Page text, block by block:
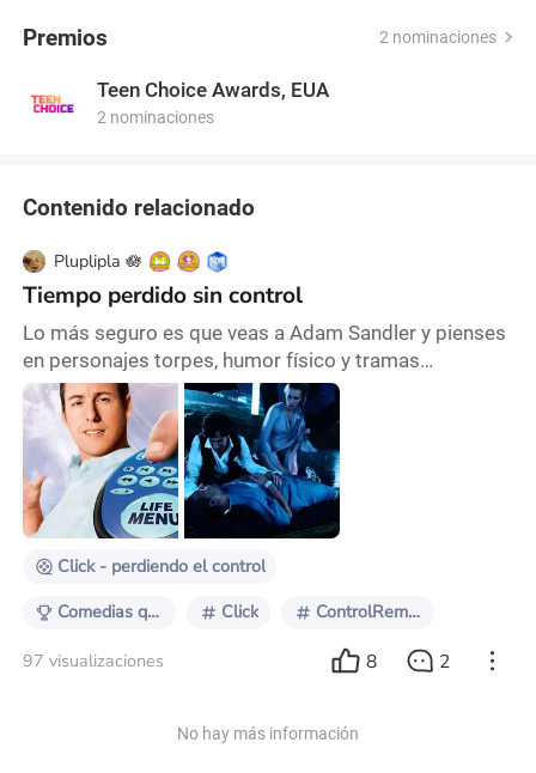
Premios 2 nominaciones
Teen Choice Awards, EUA
2 nominaciones
Contenido relacionado
Pluplipla 🪷
Tiempo perdido sin control
Lo más seguro es que veas a Adam Sandler y pienses
en personajes torpes, humor físico y tramas
disparatadas. Sin embargo, en 2002 sorprendió con
Punch-Drunk Love, donde encarnó a Barry Egan, una
historia con gracia incómoda y surreal, pero en el
fondo un retrato de soledad y necesidad de afecto.
Luego, en 2009, interpretó a George Simmons en
Funny People, un comediante exitoso en Hollywood
que, de
Click - perdiendo el control
Comedias que se ponen serias Click ControlRemoto
97 visualizaciones 8 2
No hay más información